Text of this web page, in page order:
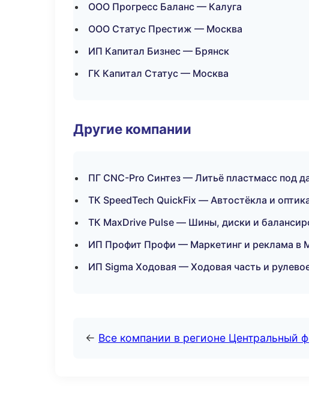
ООО Прогресс Баланс — Калуга
ООО Статус Престиж — Москва
ИП Капитал Бизнес — Брянск
ГК Капитал Статус — Москва
Другие компании
ПГ CNC-Pro Синтез — Литьё пластмасс под
ТК SpeedTech QuickFix — Автостёкла и
ТК MaxDrive Pulse — Шины, диски и
ИП Профит Профи — Маркетинг и реклама в
ИП Sigma Ходовая — Ходовая часть и
← Все компании в регионе Центральный